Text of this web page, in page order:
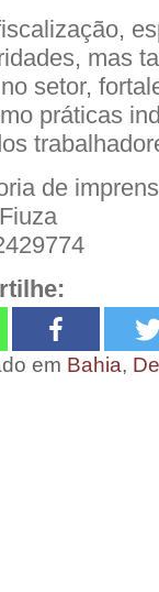
mas
setor,
práticas
de
em Bahia,